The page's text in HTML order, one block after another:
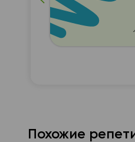
Похожие